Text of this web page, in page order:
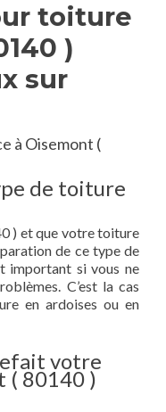
toiture
)
sur
à Oisemont (
de toiture
) et que votre toiture
de ce type de
important si vous ne
C’est la cas
en ardoises ou en
votre
( 80140 )